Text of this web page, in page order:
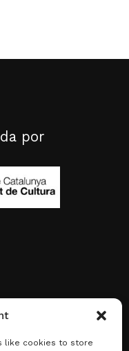
like cookies to store
por